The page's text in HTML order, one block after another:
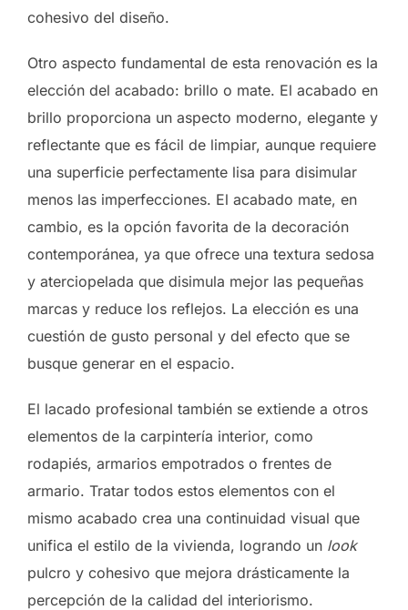
cohesivo del diseño.
Otro aspecto fundamental de esta renovación es la
elección del acabado: brillo o mate. El acabado en
brillo proporciona un aspecto moderno, elegante y
reflectante que es fácil de limpiar, aunque requiere
una superficie perfectamente lisa para disimular
menos las imperfecciones. El acabado mate, en
cambio, es la opción favorita de la decoración
contemporánea, ya que ofrece una textura sedosa
y aterciopelada que disimula mejor las pequeñas
marcas y reduce los reflejos. La elección es una
cuestión de gusto personal y del efecto que se
busque generar en el espacio.
El lacado profesional también se extiende a otros
elementos de la carpintería interior, como
rodapiés, armarios empotrados o frentes de
armario. Tratar todos estos elementos con el
mismo acabado crea una continuidad visual que
unifica el estilo de la vivienda, logrando un look
pulcro y cohesivo que mejora drásticamente la
percepción de la calidad del interiorismo.